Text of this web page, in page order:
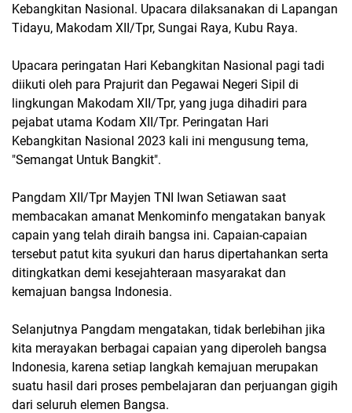
Kebangkitan Nasional. Upacara dilaksanakan di Lapangan
Tidayu, Makodam XII/Tpr, Sungai Raya, Kubu Raya.
Upacara peringatan Hari Kebangkitan Nasional pagi tadi
diikuti oleh para Prajurit dan Pegawai Negeri Sipil di
lingkungan Makodam XII/Tpr, yang juga dihadiri para
pejabat utama Kodam XII/Tpr. Peringatan Hari
Kebangkitan Nasional 2023 kali ini mengusung tema,
"Semangat Untuk Bangkit".
Pangdam XII/Tpr Mayjen TNI Iwan Setiawan saat
membacakan amanat Menkominfo mengatakan banyak
capain yang telah diraih bangsa ini. Capaian-capaian
tersebut patut kita syukuri dan harus dipertahankan serta
ditingkatkan demi kesejahteraan masyarakat dan
kemajuan bangsa Indonesia.
Selanjutnya Pangdam mengatakan, tidak berlebihan jika
kita merayakan berbagai capaian yang diperoleh bangsa
Indonesia, karena setiap langkah kemajuan merupakan
suatu hasil dari proses pembelajaran dan perjuangan gigih
dari seluruh elemen Bangsa.